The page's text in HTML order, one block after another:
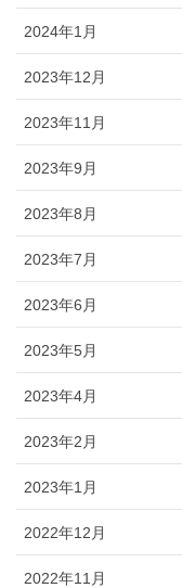
2024年1月
2023年12月
2023年11月
2023年9月
2023年8月
2023年7月
2023年6月
2023年5月
2023年4月
2023年2月
2023年1月
2022年12月
2022年11月